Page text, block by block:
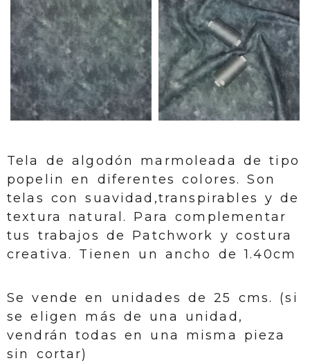
Tela de algodón marmoleada de tipo
popelin en diferentes colores. Son
telas con suavidad,transpirables y de
textura natural. Para complementar
tus trabajos de Patchwork y costura
creativa. Tienen un ancho de 1.40cm
Se vende en unidades de 25 cms. (si
se eligen más de una unidad,
vendrán todas en una misma pieza
sin cortar)